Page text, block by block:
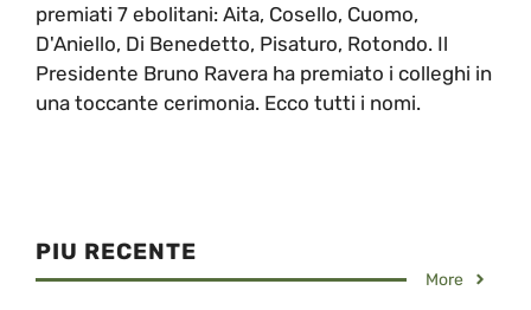
premiati 7 ebolitani: Aita, Cosello, Cuomo,
D'Aniello, Di Benedetto, Pisaturo, Rotondo. Il
Presidente Bruno Ravera ha premiato i colleghi in
una toccante cerimonia. Ecco tutti i nomi.
PIU RECENTE
More